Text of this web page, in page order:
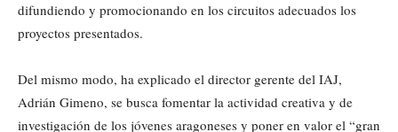
difundiendo y promocionando en los circuitos adecuados los
proyectos presentados.
Del mismo modo, ha explicado el director gerente del IAJ,
Adrián Gimeno, se busca fomentar la actividad creativa y de
investigación de los jóvenes aragoneses y poner en valor el “gran